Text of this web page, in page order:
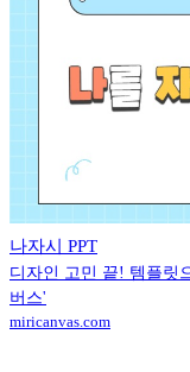
나자시 PPT
디자인 고민 끝! 템플릿
버스'
miricanvas.com